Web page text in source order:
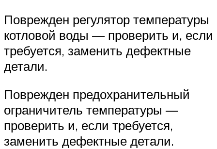
Поврежден регулятор температуры
котловой воды — проверить и, если
требуется, заменить дефектные
детали.
Поврежден предохранительный
ограничитель температуры —
проверить и, если требуется,
заменить дефектные детали.